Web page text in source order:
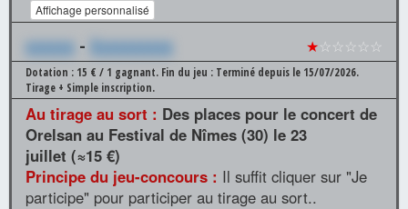
Affichage personnalisé
xxxxxx - Xxxxxxxxxx ★☆☆☆☆☆
Dotation : 15 € / 1 gagnant. Fin du jeu : Terminé depuis le 15/07/2026.
Tirage + Simple inscription.
Au tirage au sort : Des places pour le concert de
Orelsan au Festival de Nîmes (30) le 23
juillet (≈15 €)
Principe du jeu-concours : Il suffit cliquer sur "Je
participe" pour participer au tirage au sort..